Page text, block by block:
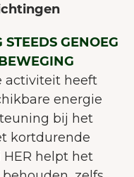
STEEDS GENOEG
activiteit heeft
energie
bij het
kortdurende
HER helpt het